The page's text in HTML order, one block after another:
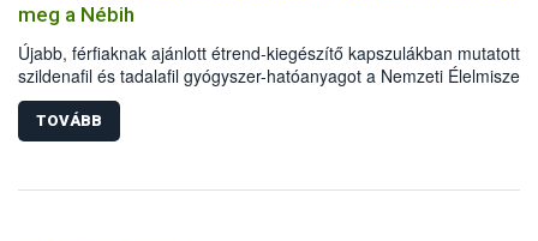
meg a Nébih
Újabb, férfiaknak ajánlott étrend-kiegészítő kapszulákban mutatott ki
szildenafil és tadalafil gyógyszer-hatóanyagot a Nemzeti
biztonsági Hivatal (Nébih) laboratóriuma. A hivatal kötelezte a
forgalmazót – minőségmegőrzési időre való tekintet nélkül – a
kereskedelmi forgalomból való azonnali kivonására és a
további forgalmazását.
TOVÁBB